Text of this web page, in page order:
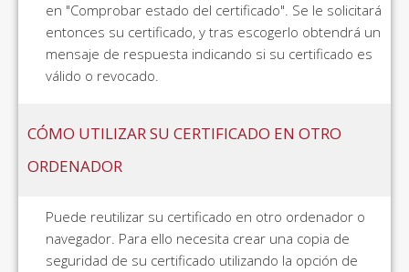
en "Comprobar estado del certificado". Se le solicitará
entonces su certificado, y tras escogerlo obtendrá un
mensaje de respuesta indicando si su certificado es
válido o revocado.
CÓMO UTILIZAR SU CERTIFICADO EN OTRO
ORDENADOR
Puede reutilizar su certificado en otro ordenador o
navegador. Para ello necesita crear una copia de
seguridad de su certificado utilizando la opción de